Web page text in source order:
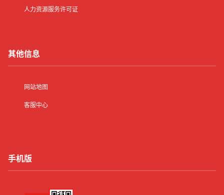
人力资源服务许可证
其他信息
网站地图
客服中心
手机版